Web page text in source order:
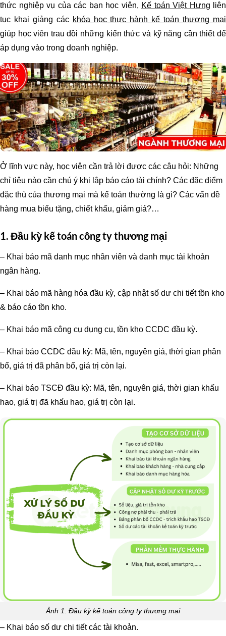
thức nghiệp vụ của các bạn học viên, Kế toán Việt Hưng liên
tục khai giảng các khóa học thực hành kế toán thương mại
giúp học viên trau dồi những kiến thức và kỹ năng cần thiết để
áp dụng vào trong doanh nghiệp.
Ở lĩnh vực này, học viên cần trả lời được các câu hỏi: Những
chỉ tiêu nào cần chú ý khi lập báo cáo tài chính? Các đặc điểm
đặc thù của thương mại mà kế toán thường là gì? Các vấn đề
hàng mua biếu tặng, chiết khấu, giảm giá?…
1. Đầu kỳ kế toán công ty thương mại
– Khai báo mã danh mục nhân viên và danh mục tài khoản
ngân hàng.
– Khai báo mã hàng hóa đầu kỳ, cập nhật số dư chi tiết tồn kho
& báo cáo tồn kho.
– Khai báo mã công cụ dụng cụ, tồn kho CCDC đầu kỳ.
– Khai báo CCDC đầu kỳ: Mã, tên, nguyên giá, thời gian phân
bổ, giá trị đã phân bổ, giá trị còn lại.
– Khai báo TSCĐ đầu kỳ: Mã, tên, nguyên giá, thời gian khấu
hao, giá trị đã khấu hao, giá trị còn lại.
Ảnh 1. Đầu kỳ kế toán công ty thương mại
– Khai báo số dư chi tiết các tài khoản.